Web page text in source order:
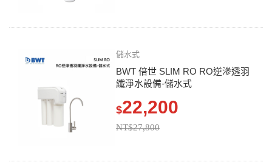
儲水式
BWT 倍世 SLIM RO RO逆滲透羽
纖淨水設備-儲水式
$22,200
NT$27,800